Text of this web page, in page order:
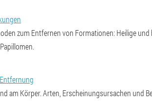
zum Entfernen von Formationen: Heilige
am Körper. Arten, Erscheinungsursachen und